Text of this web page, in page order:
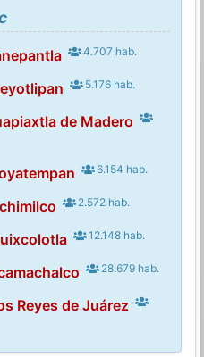
4.707 hab.
5.176 hab.
de Madero
6.154 hab.
2.572 hab.
12.148 hab.
28.679 hab.
Reyes de Juárez